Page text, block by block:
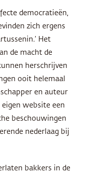
democratieën,
zich ergens
Het
de macht de
herschrijven
ooit helemaal
en auteur
website een
beschouwingen
nederlaag bij
bakkers in de